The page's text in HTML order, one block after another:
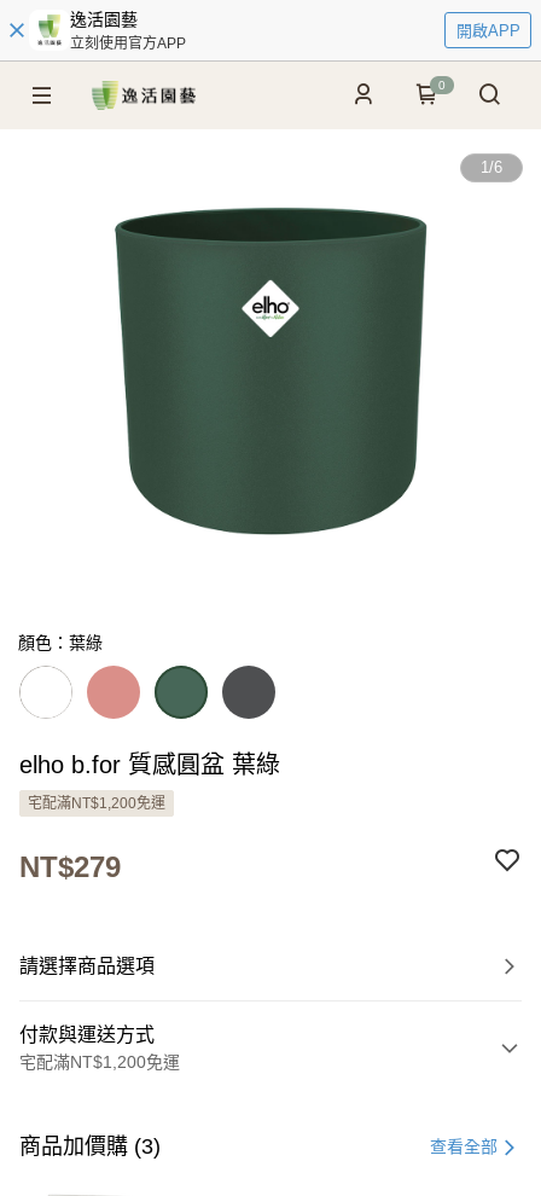
逸活園藝
立刻使用官方APP
開啟APP
0
1/6
顏色：葉綠
elho b.for 質感圓盆 葉綠
宅配滿NT$1,200免運
NT$279
請選擇商品選項
付款與運送方式
宅配滿NT$1,200免運
信用卡一次付款
商品加價購 (3) 查看全部